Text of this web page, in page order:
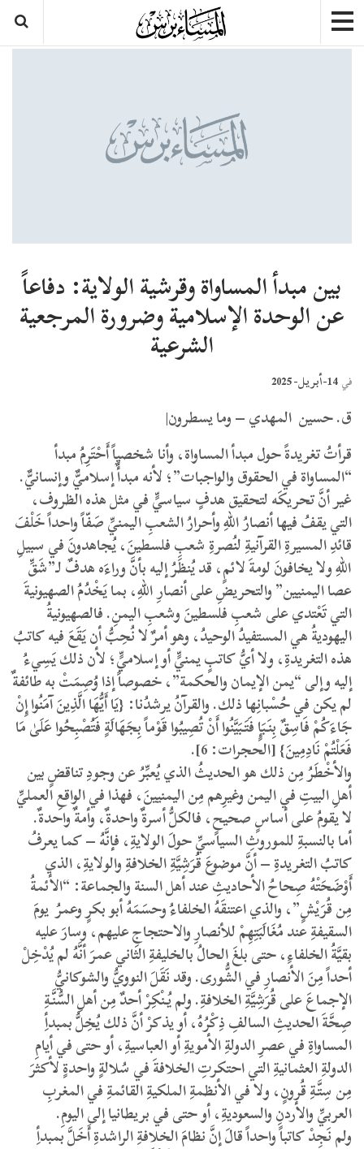
بين مبدأ المساواة وقرشية الولاية: دفاعاً
عن الوحدة الإسلامية وضرورة المرجعية
الشرعية
في 14-أبريل- 2025
ق. حسين المهدي – وما يسطرون|
قرأتُ تغريدةً حول مبدأ المساواة، وأنا شخصياً أَحْتَرِمُ مبدأ
“المساواة في الحقوق والواجبات”؛ لأنه مبدأٌ إسلاميٌّ وإنسانيٌّ.
غير أنَّ تحريكَه لتحقيق هدفٍ سياسيٍّ في مثل هذه الظروف،
التي يقفُ فيها أنصارُ اللهِ وأحرارُ الشعبِ اليمنيِّ صَفّاً واحداً خَلْفَ
قائدِ المسيرةِ القرآنيةِ لنُصرةِ شعبِ فلسطينَ، يُجاهدونَ في سبيلِ
اللهِ ولا يخافونَ لومةَ لائمٍ، قد يُنظَرُ إليه بأنَّ وراءَه هدفٌ لـ”شَقِّ
عصا اليمنيين” والتحريضِ على أنصارِ اللهِ، بما يَخْدُمُ الصهيونيةَ
التي تَعْتدي على شعبِ فلسطينَ وشعبِ اليمنِ. فالصهيونيةُ
اليهوديةُ هي المستفيدُ الوحيدُ، وهو أمرٌ لا نُحِبُّ أن يَقَعَ فيه كاتبُ
هذه التغريدةِ، ولا أيُّ كاتبٍ يمنيٍّ أو إسلاميٍّ؛ لأن ذلك يَسِيءُ
إليه وإلى “يمن الإيمان والحكمة”، خصوصاً إذا وُصِمَتْ به طائفةٌ
لم يكن في حُسْبانِها ذلك. والقرآنُ يرشدُنا: {يَا أَيُّهَا الَّذِينَ آمَنُوا إِنْ
جَاءَكُمْ فَاسِقٌ بِنَبَإٍ فَتَبَيَّنُوا أَنْ تُصِيبُوا قَوْماً بِجَهَالَةٍ فَتُصْبِحُوا عَلَىٰ مَا
فَعَلْتُمْ نَادِمِينَ} [الحجرات: 6].
والأخْطَرُ مِن ذلك هو الحديثُ الذي يُعبِّرُ عن وجودِ تناقضٍ بين
أهلِ البيتِ في اليمن وغيرِهم مِن اليمنيينَ، فهذا في الواقعِ العمليِّ
لا يقومُ على أساسٍ صحيحٍ، فالكلُّ أسرةٌ واحدةٌ، وأمةٌ واحدةٌ.
أما بالنسبةِ للموروثِ السياسيِّ حولَ الولايةِ، فإنَّهُ – كما يعرفُ
كاتبُ التغريدةِ – أنَّ موضوعَ قُرَشِيَّةِ الخلافةِ والولايةِ، الذي
أَوْضَحَتْهُ صِحاحُ الأحاديثِ عند أهل السنة والجماعة: “الأئمةُ
مِن قُرَيْشٍ”، والذي اعتنقَهُ الخلفاءُ وحسَمَهُ أبو بكرٍ وعمرُ يومَ
السقيفةِ عند مُغَالَبَتِهِمْ للأنصارِ والاحتجاجِ عليهم، وسارَ عليه
بقيَّةُ الخلفاءِ، حتى بلغَ الحالُ بالخليفةِ الثاني عمرَ أنَّهُ لم يُدْخِلْ
أحداً مِنَ الأنصارِ في الشُّورى. وقد نَقَلَ النوويُّ والشوكانيُّ
الإجماعَ على قُرَشِيَّةِ الخلافةِ. ولم يُنْكِرْ أحدٌ مِن أهلِ السُّنَّةِ
صِحَّةَ الحديثِ السالفِ ذِكْرُهُ، أو يذكرْ أنَّ ذلك يُخِلُّ بمبدأِ
المساواةِ في عصرِ الدولةِ الأمويةِ أو العباسيةِ، أو حتى في أيامِ
الدولةِ العثمانيةِ التي احتكرتِ الخلافةَ في سُلالةٍ واحدةٍ لأكثرَ
مِن سِتَّةِ قُرونٍ، ولا في الأنظمةِ الملكيةِ القائمةِ في المغربِ
العربيِّ والأردنِ والسعوديةِ، أو حتى في بريطانيا إلى اليومِ.
ولم نَجِدْ كاتباً واحداً قالَ إنَّ نظامَ الخلافةِ الراشدةِ أَخَلَّ بمبدأِ